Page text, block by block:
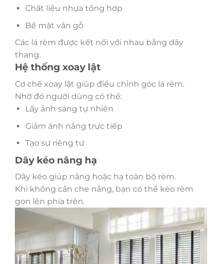
Chất liệu nhựa tổng hợp
Bề mặt vân gỗ
Các lá rèm được kết nối với nhau bằng dây
thang.
Hệ thống xoay lật
Cơ chế xoay lật giúp điều chỉnh góc lá rèm.
Nhờ đó người dùng có thể:
Lấy ánh sáng tự nhiên
Giảm ánh nắng trực tiếp
Tạo sự riêng tư
Dây kéo nâng hạ
Dây kéo giúp nâng hoặc hạ toàn bộ rèm.
Khi không cần che nắng, bạn có thể kéo rèm
gọn lên phía trên.